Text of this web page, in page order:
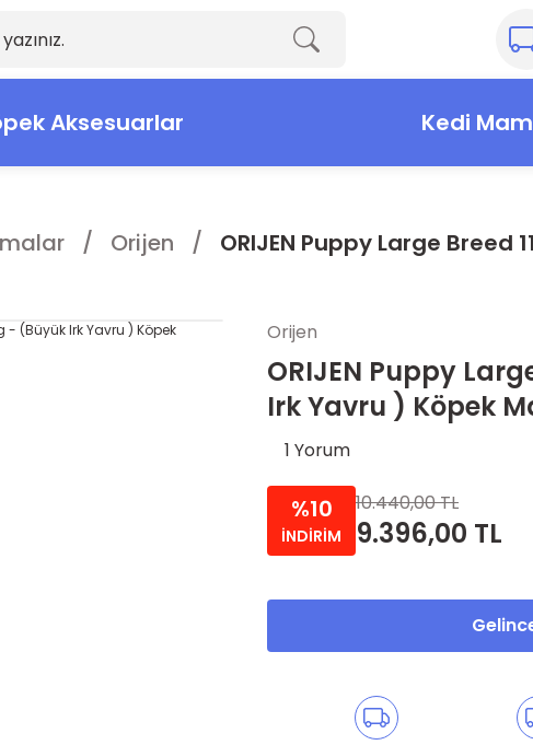
Aksesuarlar Kedi
Orijen ORIJEN Puppy Large Breed
Orijen
ORIJEN Puppy
Irk Yavru ) Köpek
1 Yorum
%10
İNDİRİM
10.440,00 TL
9.396,00 TL